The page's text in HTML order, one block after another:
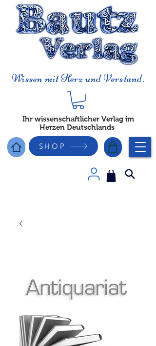
Wissen mit Herz und Verstand.
Ihr wissenschaftlicher Verlag im
Herzen Deutschlands
SHOP